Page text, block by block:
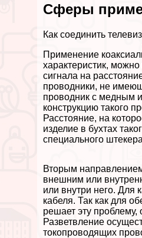
Сферы
Как соединить
Применение
хаpaктеристик,
сигнала на
проводники, не
проводник с медным
конструкцию такого
Расстояние, на
изделие в бухтах
специального
Вторым
внешним или
или внутри него. Для
кабеля. Так как для
решает эту проблему,
Разветвление
токопроводящих